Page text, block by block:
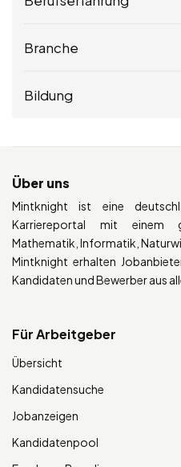
Branche
Bildung
Über uns
Mintknight ist eine
Karriereportal mit einem
Mathematik, Informatik,
Mintknight erhalten
Kandidaten und Bewerber aus
Für Arbeitgeber
Übersicht
Kandidatensuche
Jobanzeigen
Kandidatenpool